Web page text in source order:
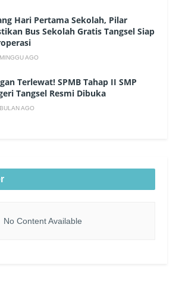
Hari Pertama Sekolah, Pilar
Bus Sekolah Gratis Tangsel Siap
AGO
Terlewat! SPMB Tahap II SMP
Tangsel Resmi Dibuka
AGO
No Content Available